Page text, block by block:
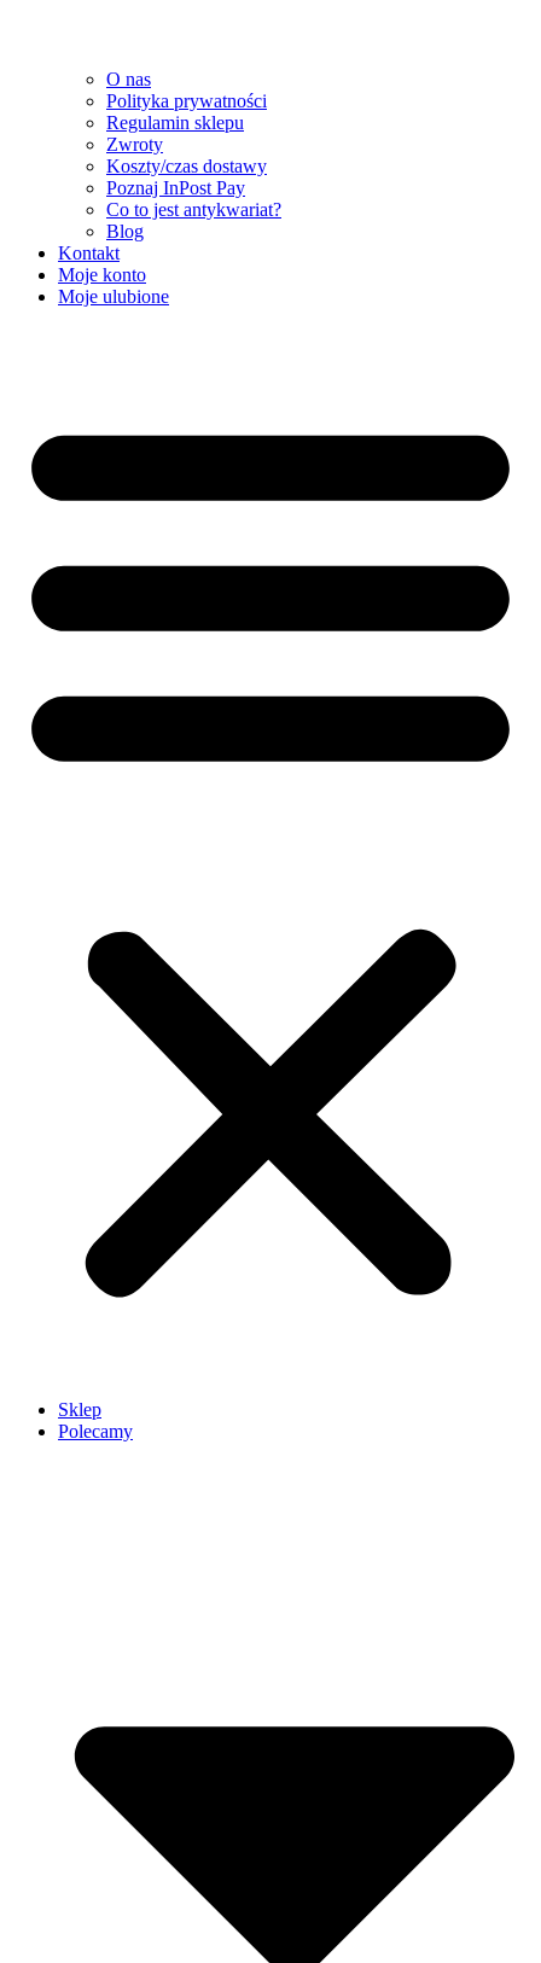
O nas
Polityka prywatności
Regulamin sklepu
Zwroty
Koszty/czas dostawy
Poznaj InPost Pay
Co to jest antykwariat?
Blog
Kontakt
Moje konto
Moje ulubione
Sklep
Polecamy